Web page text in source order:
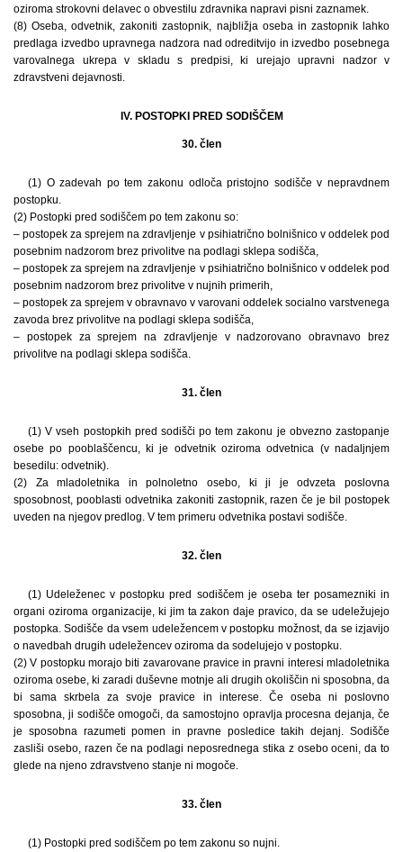
oziroma strokovni delavec o obvestilu zdravnika napravi pisni zaznamek.
(8) Oseba, odvetnik, zakoniti zastopnik, najbližja oseba in zastopnik lahko
predlaga izvedbo upravnega nadzora nad odreditvijo in izvedbo posebnega
varovalnega ukrepa v skladu s predpisi, ki urejajo upravni nadzor v
zdravstveni dejavnosti.
IV. POSTOPKI PRED SODIŠČEM
30. člen
(1) O zadevah po tem zakonu odloča pristojno sodišče v nepravdnem
postopku.
(2) Postopki pred sodiščem po tem zakonu so:
– postopek za sprejem na zdravljenje v psihiatrično bolnišnico v oddelek pod
posebnim nadzorom brez privolitve na podlagi sklepa sodišča,
– postopek za sprejem na zdravljenje v psihiatrično bolnišnico v oddelek pod
posebnim nadzorom brez privolitve v nujnih primerih,
– postopek za sprejem v obravnavo v varovani oddelek socialno varstvenega
zavoda brez privolitve na podlagi sklepa sodišča,
– postopek za sprejem na zdravljenje v nadzorovano obravnavo brez
privolitve na podlagi sklepa sodišča.
31. člen
(1) V vseh postopkih pred sodišči po tem zakonu je obvezno zastopanje
osebe po pooblaščencu, ki je odvetnik oziroma odvetnica (v nadaljnjem
besedilu: odvetnik).
(2) Za mladoletnika in polnoletno osebo, ki ji je odvzeta poslovna
sposobnost, pooblasti odvetnika zakoniti zastopnik, razen če je bil postopek
uveden na njegov predlog. V tem primeru odvetnika postavi sodišče.
32. člen
(1) Udeleženec v postopku pred sodiščem je oseba ter posamezniki in
organi oziroma organizacije, ki jim ta zakon daje pravico, da se udeležujejo
postopka. Sodišče da vsem udeležencem v postopku možnost, da se izjavijo
o navedbah drugih udeležencev oziroma da sodelujejo v postopku.
(2) V postopku morajo biti zavarovane pravice in pravni interesi mladoletnika
oziroma osebe, ki zaradi duševne motnje ali drugih okoliščin ni sposobna, da
bi sama skrbela za svoje pravice in interese. Če oseba ni poslovno
sposobna, ji sodišče omogoči, da samostojno opravlja procesna dejanja, če
je sposobna razumeti pomen in pravne posledice takih dejanj. Sodišče
zasliši osebo, razen če na podlagi neposrednega stika z osebo oceni, da to
glede na njeno zdravstveno stanje ni mogoče.
33. člen
(1) Postopki pred sodiščem po tem zakonu so nujni.